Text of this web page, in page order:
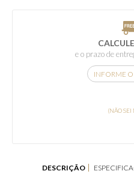
e o prazo de
(NÃO SEI
DESCRIÇÃO